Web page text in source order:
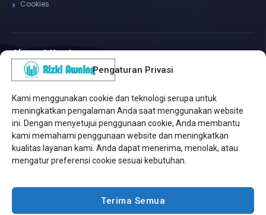
Pengaturan Privasi
Kami menggunakan cookie dan teknologi serupa untuk
meningkatkan pengalaman Anda saat menggunakan website
ini. Dengan menyetujui penggunaan cookie, Anda membantu
kami memahami penggunaan website dan meningkatkan
kualitas layanan kami. Anda dapat menerima, menolak, atau
mengatur preferensi cookie sesuai kebutuhan.
Terima Semua
Cookies
Alamat Kantor
✆ WhatsApp / Telepon
Pusat Sukabumi
Sukamanis, Kadudampit, Sukabumi
Cabang Jakarta
Kembangan, Jakarta Barat
Sektor A3, Tangerang Selatan